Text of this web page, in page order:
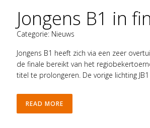
Jongens B1 in
Categorie: Nieuws
Jongens B1 heeft zich via een zeer
de finale bereikt van het
titel te prolongeren. De vorige lichting
READ MORE